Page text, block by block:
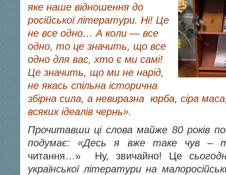
яке наше відношення до
російської літератури. Ні! Це
не все одно… А коли — все
одно, то це значить, що все
одно для вас, хто є ми самі!
Це значить, що ми не нарід,
не якась спільна історична
збірна сила, а невиразна юрба, сіра
всяких ідеалів чернь».
Прочитавши ці слова майже 80 років
подумає: «Десь я вже таке чув –
читання…» Ну, звичайно! Це
української літератури на